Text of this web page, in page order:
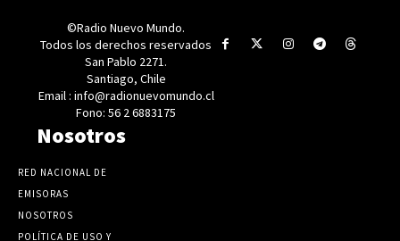
©Radio Nuevo Mundo.
Todos los derechos reservados
San Pablo 2271.
Santiago, Chile
Email : info@radionuevomundo.cl
Fono: 56 2 6883175
Nosotros
RED NACIONAL DE
EMISORAS
NOSOTROS
POLÍTICA DE USO Y